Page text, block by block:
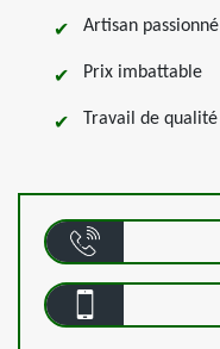
Artisan passionné
Prix imbattable
Travail de qualité